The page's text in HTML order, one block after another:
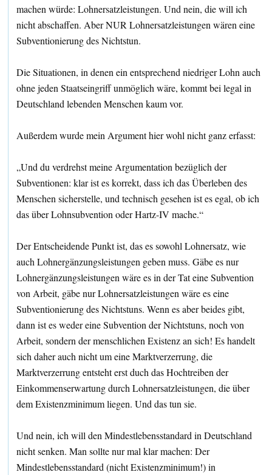
machen würde: Lohnersatzleistungen. Und nein, die will ich
nicht abschaffen. Aber NUR Lohnersatzleistungen wären eine
Subventionierung des Nichtstun.
Die Situationen, in denen ein entsprechend niedriger Lohn auch
ohne jeden Staatseingriff unmöglich wäre, kommt bei legal in
Deutschland lebenden Menschen kaum vor.
Außerdem wurde mein Argument hier wohl nicht ganz erfasst:
„Und du verdrehst meine Argumentation bezüglich der
Subventionen: klar ist es korrekt, dass ich das Überleben des
Menschen sicherstelle, und technisch gesehen ist es egal, ob ich
das über Lohnsubvention oder Hartz-IV mache.“
Der Entscheidende Punkt ist, das es sowohl Lohnersatz, wie
auch Lohnergänzungsleistungen geben muss. Gäbe es nur
Lohnergänzungsleistungen wäre es in der Tat eine Subvention
von Arbeit, gäbe nur Lohnersatzleistungen wäre es eine
Subventionierung des Nichtstuns. Wenn es aber beides gibt,
dann ist es weder eine Subvention der Nichtstuns, noch von
Arbeit, sondern der menschlichen Existenz an sich! Es handelt
sich daher auch nicht um eine Marktverzerrung, die
Marktverzerrung entsteht erst duch das Hochtreiben der
Einkommenserwartung durch Lohnersatzleistungen, die über
dem Existenzminimum liegen. Und das tun sie.
Und nein, ich will den Mindestlebensstandard in Deutschland
nicht senken. Man sollte nur mal klar machen: Der
Mindestlebensstandard (nicht Existenzminimum!) in